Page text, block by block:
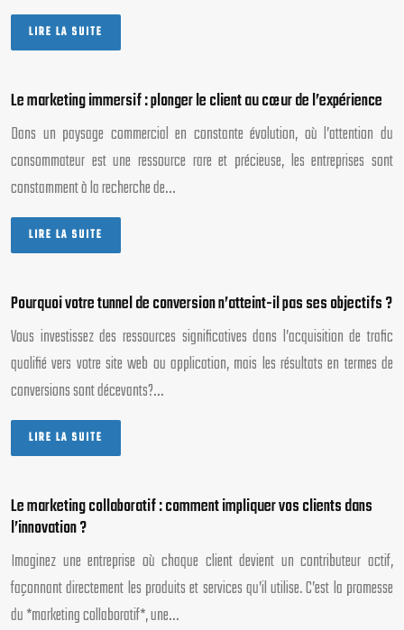
LIRE LA SUITE
Le marketing immersif : plonger le client au cœur de l’expérience
Dans un paysage commercial en constante évolution, où l’attention du
consommateur est une ressource rare et précieuse, les entreprises sont
constamment à la recherche de…
LIRE LA SUITE
Pourquoi votre tunnel de conversion n’atteint-il pas ses objectifs ?
Vous investissez des ressources significatives dans l’acquisition de trafic
qualifié vers votre site web ou application, mais les résultats en termes de
conversions sont décevants?…
LIRE LA SUITE
Le marketing collaboratif : comment impliquer vos clients dans
l’innovation ?
Imaginez une entreprise où chaque client devient un contributeur actif,
façonnant directement les produits et services qu’il utilise. C’est la promesse
du *marketing collaboratif*, une…